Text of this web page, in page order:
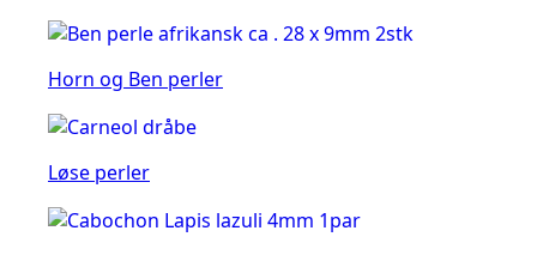
Horn og Ben perler
Løse perler